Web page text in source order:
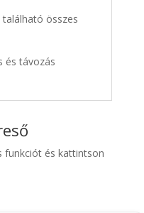
összes
és távozás
funkciót és kattintson